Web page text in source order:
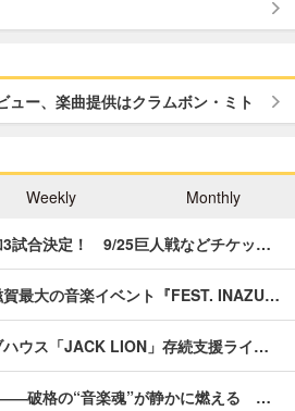
ー、楽曲提供はクラムボン・ミト
Weekly Monthly
3試合決定！ 9/25巨人戦などチケッ…
最大の音楽イベント『FEST. INAZU…
ハウス「JACK LION」存続支援ライ…
破格の“音楽魂”が静かに燃える …